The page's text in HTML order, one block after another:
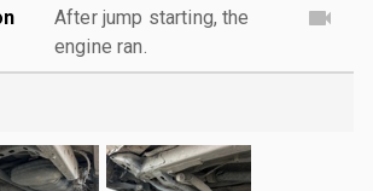
After jump starting, the
engine ran.